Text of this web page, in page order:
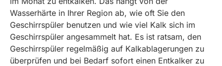
Wasserhärte in Ihrer Region ab, wie oft Sie den
Geschirrspüler benutzen und wie viel Kalk sich im
Geschirrspüler angesammelt hat. Es ist ratsam, den
Geschirrspüler regelmäßig auf Kalkablagerungen zu
überprüfen und bei Bedarf sofort einen Entkalker zu